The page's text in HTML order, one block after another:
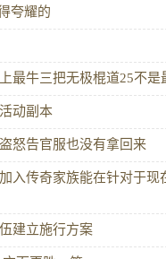
夸耀的
最牛三把无极棍道25不是
动副本
怒告官服也没有拿回来
入传奇家族能在针对于
建立施行方案